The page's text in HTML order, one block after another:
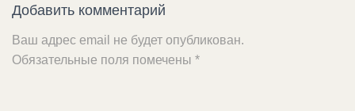
Добавить комментарий
Ваш адрес email не будет опубликован.
Обязательные поля помечены *